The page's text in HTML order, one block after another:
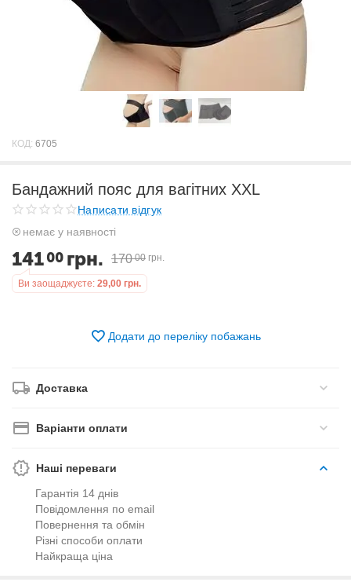
КОД: 6705
Бандажний пояс для вагітних XXL
Написати відгук
немає у наявності
14100 грн. 170 00 грн.
Ви заощаджуєте: 29,00 грн.
Додати до переліку побажань
Доставка
Варіанти оплати
Наші переваги
Гарантія 14 днів
Повідомлення по email
Повернення та обмін
Різні способи оплати
Найкраща ціна